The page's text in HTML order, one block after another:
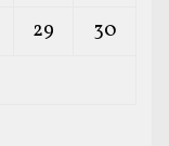
29
30